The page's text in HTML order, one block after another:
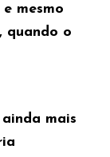
mesmo
quando o
mais